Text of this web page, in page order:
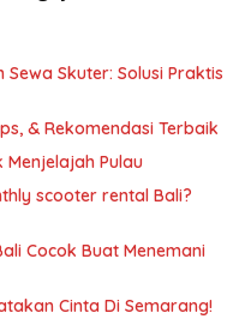
Skuter: Solusi Praktis
& Rekomendasi Terbaik
Menjelajah Pulau
scooter rental Bali?
Cocok Buat Menemani
Cinta Di Semarang!